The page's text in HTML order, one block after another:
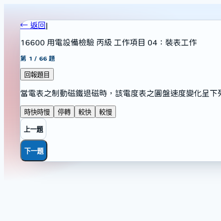
← 返回|
16600 用電設備檢驗 丙級 工作項目 04：裝表工作
第 1 / 66 題
回報題目
當電表之制動磁鐵退磁時，該電度表之圓盤速度變化呈下
時快時慢 停轉 較快 較慢
上一題
下一題